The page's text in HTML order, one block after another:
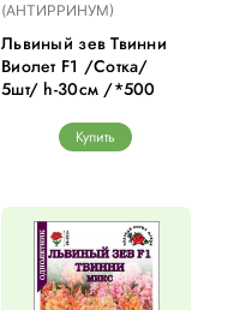
(АНТИРРИНУМ)
Львиный зев Твинни
Виолет F1 /Сотка/
5шт/ h-30см /*500
Купить